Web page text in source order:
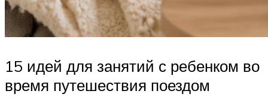
15 идей для занятий с ребенком во
время путешествия поездом